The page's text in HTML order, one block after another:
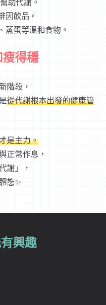
助代謝。
因飲品。
蒸蛋等溫和食物。
瘦得穩
階段，
從代謝根本出發的健康管
是主力。
正常作息，
謝」，
態✨
興趣